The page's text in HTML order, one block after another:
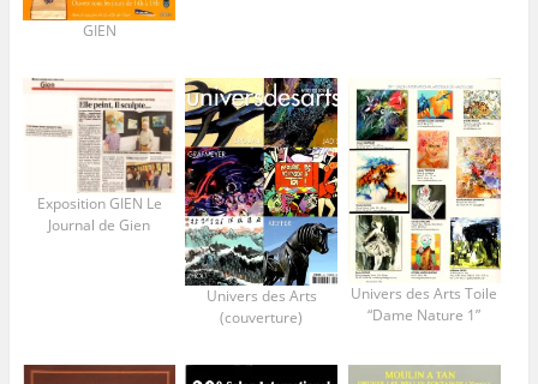
GIEN
Exposition GIEN Le
Journal de Gien
Univers des Arts
(couverture)
Univers des Arts Toile
“Dame Nature 1”